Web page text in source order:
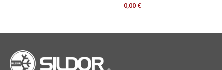
0,00 €